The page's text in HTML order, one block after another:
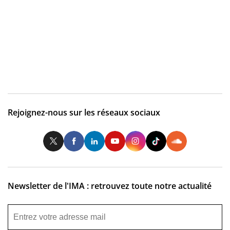
Rejoignez-nous sur les réseaux sociaux
TwitterFacebookLinkedInYoutubeInstagram
Newsletter de l'IMA : retrouvez toute notre actualité